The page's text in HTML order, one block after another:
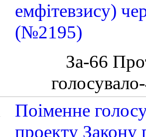
емфітевзису)
(№2195)
За-66
Поіменне
проекту Закону